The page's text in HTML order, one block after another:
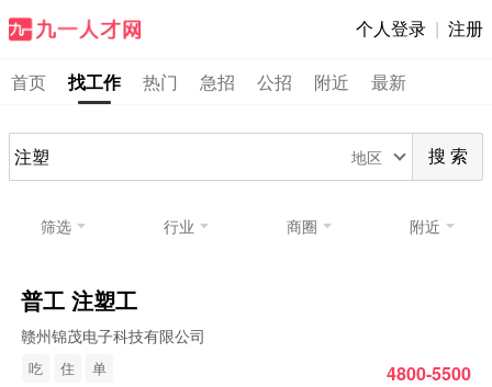
个人登录 | 注册
首页 找工作 热门 急招 公招 附近 最新
地区 搜 索
筛选 行业 商圈 附近
普工 注塑工
赣州锦茂电子科技有限公司
吃 住 单 4800-5500